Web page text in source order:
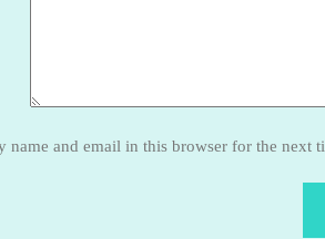
name and email in this browser for the next